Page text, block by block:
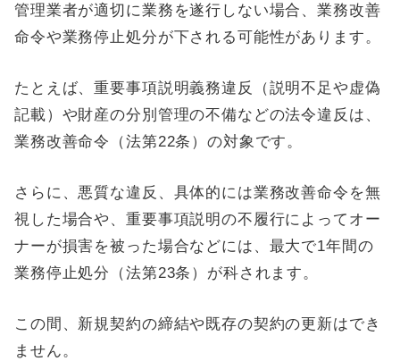
管理業者が適切に業務を遂行しない場合、業務改善
命令や業務停止処分が下される可能性があります。
たとえば、重要事項説明義務違反（説明不足や虚偽
記載）や財産の分別管理の不備などの法令違反は、
業務改善命令（法第22条）の対象です。
さらに、悪質な違反、具体的には業務改善命令を無
視した場合や、重要事項説明の不履行によってオー
ナーが損害を被った場合などには、最大で1年間の
業務停止処分（法第23条）が科されます。
この間、新規契約の締結や既存の契約の更新はでき
ません。